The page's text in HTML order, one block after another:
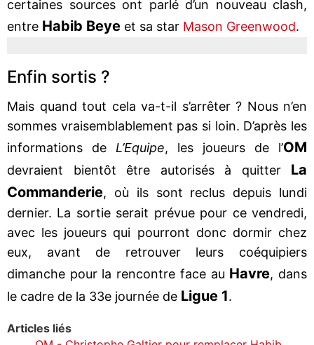
certaines sources ont parlé d’un nouveau clash,
entre Habib Beye et sa star Mason Greenwood.
Enfin sortis ?
Mais quand tout cela va-t-il s’arrêter ? Nous n’en
sommes vraisemblablement pas si loin. D’après les
informations de L’Equipe, les joueurs de l’OM
devraient bientôt être autorisés à quitter La
Commanderie, où ils sont reclus depuis lundi
dernier. La sortie serait prévue pour ce vendredi,
avec les joueurs qui pourront donc dormir chez
eux, avant de retrouver leurs coéquipiers
dimanche pour la rencontre face au Havre, dans
le cadre de la 33e journée de Ligue 1.
Articles liés